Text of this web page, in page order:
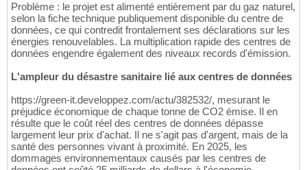
Problème : le projet est alimenté entièrement par du gaz naturel,
selon la fiche technique publiquement disponible du centre de
données, ce qui contredit frontalement ses déclarations sur les
énergies renouvelables. La multiplication rapide des centres de
données engendre également des niveaux records d'émission.
L'ampleur du désastre sanitaire lié aux centres de données
https://green-it.developpez.com/actu/382532/, mesurant le
préjudice économique de chaque tonne de CO2 émise. Il en
résulte que le coût réel des centres de données dépasse
largement leur prix d'achat. Il ne s'agit pas d'argent, mais de la
santé des personnes vivant à proximité. En 2025, les
dommages environnementaux causés par les centres de